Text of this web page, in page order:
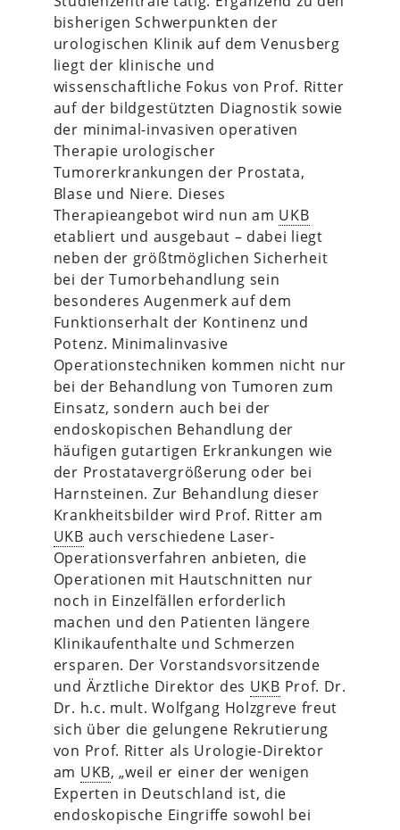
bisherigen Schwerpunkten der
urologischen Klinik auf dem Venusberg
liegt der klinische und
wissenschaftliche Fokus von Prof. Ritter
auf der bildgestützten Diagnostik sowie
der minimal-invasiven operativen
Therapie urologischer
Tumorerkrankungen der Prostata,
Blase und Niere. Dieses
Therapieangebot wird nun am UKB
etabliert und ausgebaut – dabei liegt
neben der größtmöglichen Sicherheit
bei der Tumorbehandlung sein
besonderes Augenmerk auf dem
Funktionserhalt der Kontinenz und
Potenz. Minimalinvasive
Operationstechniken kommen nicht nur
bei der Behandlung von Tumoren zum
Einsatz, sondern auch bei der
endoskopischen Behandlung der
häufigen gutartigen Erkrankungen wie
der Prostatavergrößerung oder bei
Harnsteinen. Zur Behandlung dieser
Krankheitsbilder wird Prof. Ritter am
UKB auch verschiedene Laser-
Operationsverfahren anbieten, die
Operationen mit Hautschnitten nur
noch in Einzelfällen erforderlich
machen und den Patienten längere
Klinikaufenthalte und Schmerzen
ersparen. Der Vorstandsvorsitzende
und Ärztliche Direktor des UKB Prof. Dr.
Dr. h.c. mult. Wolfgang Holzgreve freut
sich über die gelungene Rekrutierung
von Prof. Ritter als Urologie-Direktor
am UKB, „weil er einer der wenigen
Experten in Deutschland ist, die
endoskopische Eingriffe sowohl bei